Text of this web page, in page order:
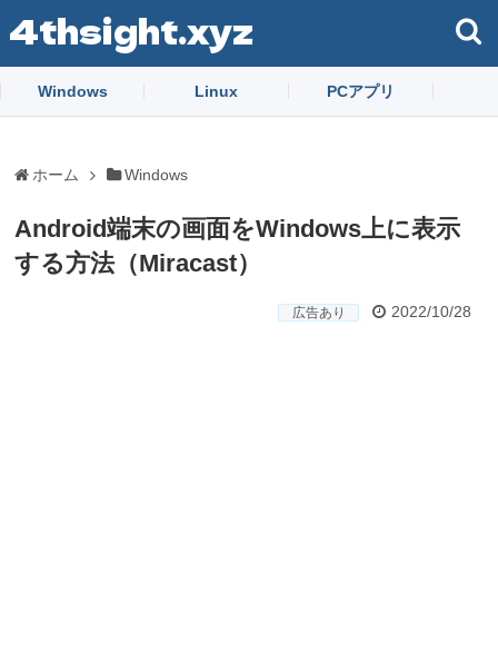
4thsight.xyz
Windows Linux PCアプリ
ホーム Windows
Android端末の画面をWindows上に表示
する方法（Miracast）
広告あり 2022/10/28